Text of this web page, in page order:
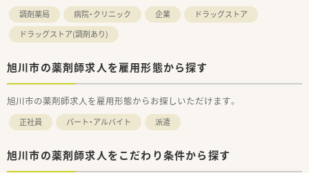
調剤薬局 病院・クリニック 企業
ドラッグストア
ドラッグストア(調剤あり)
旭川市の薬剤師求人を雇用形態から探す
旭川市の薬剤師求人を雇用形態からお探しいただけます。
正社員 パート・アルバイト 派遣
旭川市の薬剤師求人をこだわり条件から探す